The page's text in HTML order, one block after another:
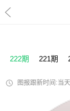
222期 221期
图报跟新时间:当